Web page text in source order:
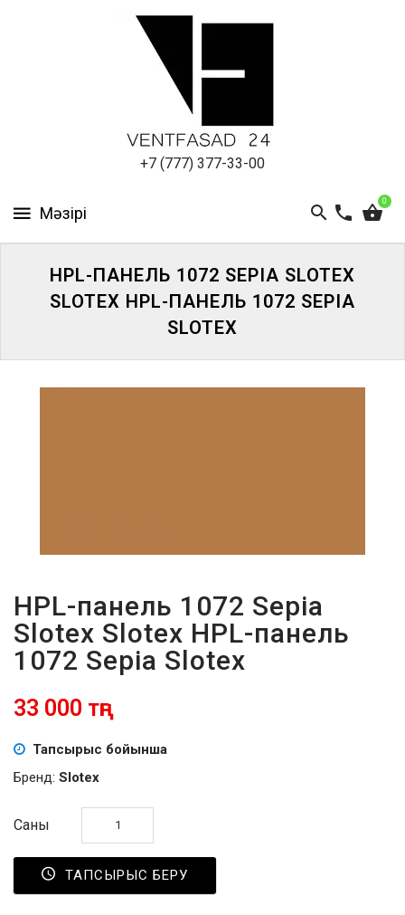
+7 (777) 377-33-00
0
ПАНЕЛИ
HPL-ПАНЕЛЬ 1072 SEPIA SLOTEX
SLOTEX HPL-ПАНЕЛЬ 1072 SEPIA
SLOTEX
HPL-панель 1072 Sepia
Slotex Slotex HPL-панель
1072 Sepia Slotex
33 000 тңг
Тапсырыс бойынша
Бренд: Slotex
Саны
ТАПСЫРЫС БЕРУ